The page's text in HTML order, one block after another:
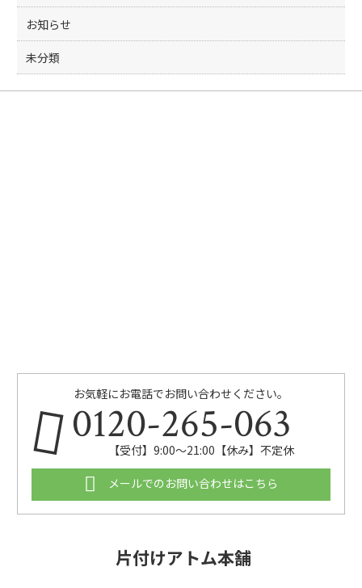
お知らせ
未分類
お気軽にお電話でお問い合わせください。
0120-265-063
【受付】9:00〜21:00【休み】不定休
メールでのお問い合わせはこちら
片付けアトム本舗